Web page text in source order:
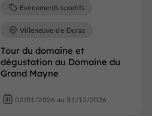
Tour du domaine et
dégustation au Domaine du
Grand Mayne
Evènements sportifs
Villeneuve-de-Duras
02/01/2026 au 31/12/2026